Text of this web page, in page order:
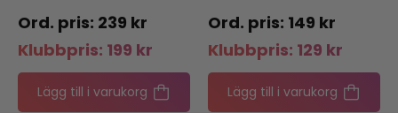
239 kr
Klubbpris: 199 kr
Lägg till i varukorg
149 kr
Klubbpris: 129 kr
Lägg till i varukorg